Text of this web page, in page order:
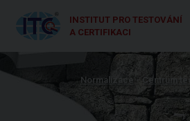
INSTITUT PRO TESTOVÁNÍ
A CERTIFIKACI
Normalizace Centrum